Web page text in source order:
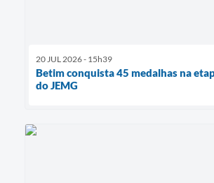
20 JUL 2026 - 15h39
Betim conquista 45 medalhas na
do JEMG